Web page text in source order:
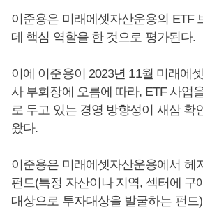
이준용은 미래에셋자산운용의 ETF
데 핵심 역할을 한 것으로 평가된다.
이에 이준용이 2023년 11월 미래에
사 부회장에 오름에 따라, ETF 사업
로 두고 있는 경영 방향성이 새삼 확
왔다.
이준용은 미래에셋자산운용에서 헤
펀드(특정 자산이나 지역, 섹터에 구
대상으로 투자대상을 발굴하는 펀드